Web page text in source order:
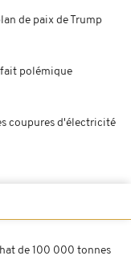
de paix de Trump
fait polémique
coupures d'électricité
de 100 000 tonnes